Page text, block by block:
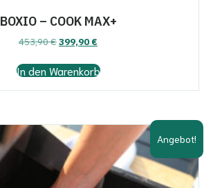
BOXIO – COOK MAX+
453,90€Ursprünglicher
war:
399,90 €Aktueller
ist:
In den Warenkorb
Angebot!